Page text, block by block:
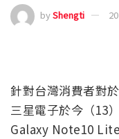
byShengti
針對台灣消費者對
三星電子於今（13
Galaxy Note10